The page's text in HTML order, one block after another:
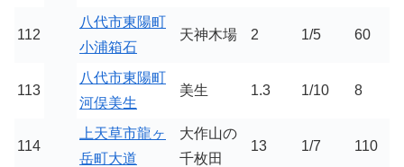
112
八代市東陽町
小浦箱石
天神木場 2 1/5 60
113
八代市東陽町
河俣美生
美生 1.3 1/10 8
114
上天草市龍ヶ
岳町大道
大作山の
千枚田
13 1/7 110